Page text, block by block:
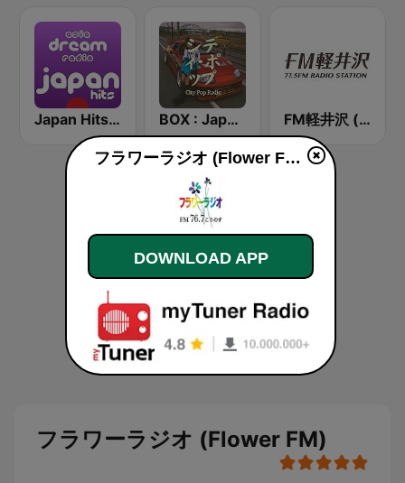
Japan Hits - Asia DREAM Radio BOX : Japan City Pop -日本のシティポップ FM軽井沢 (FM KARUIZAWA)
フラワーラジオ (Flower FM)
フラワーラジオ (Flower FM) live
DOWNLOAD APP